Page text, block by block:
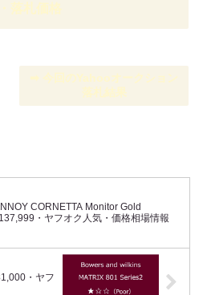
落札価格
➡︎ 今回のYahooオークション
落札結果
CORNETTA Monitor Gold
・ヤフオク人気・価格相場情報
・ヤフ